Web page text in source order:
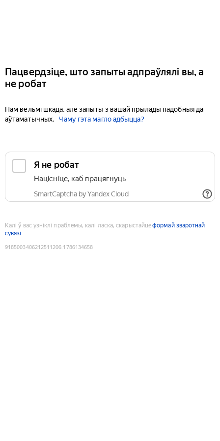
Пацвердзіце, што запыты адпраўлялі вы, а
не робат
Нам вельмі шкада, але запыты з вашай прылады падобныя да
аўтаматычных.
Чаму гэта магло адбыцца?
Я не робат
Націсніце, каб працягнуць
SmartCaptcha by Yandex Cloud
Калі ў вас узніклі праблемы, калі ласка, скарыстайцеформай зваротнай
сувязі
9185003406212511206:1786134658